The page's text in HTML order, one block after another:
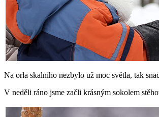
Na orla skalního nezbylo už moc světla, tak
V neděli ráno jsme začli krásným sokolem